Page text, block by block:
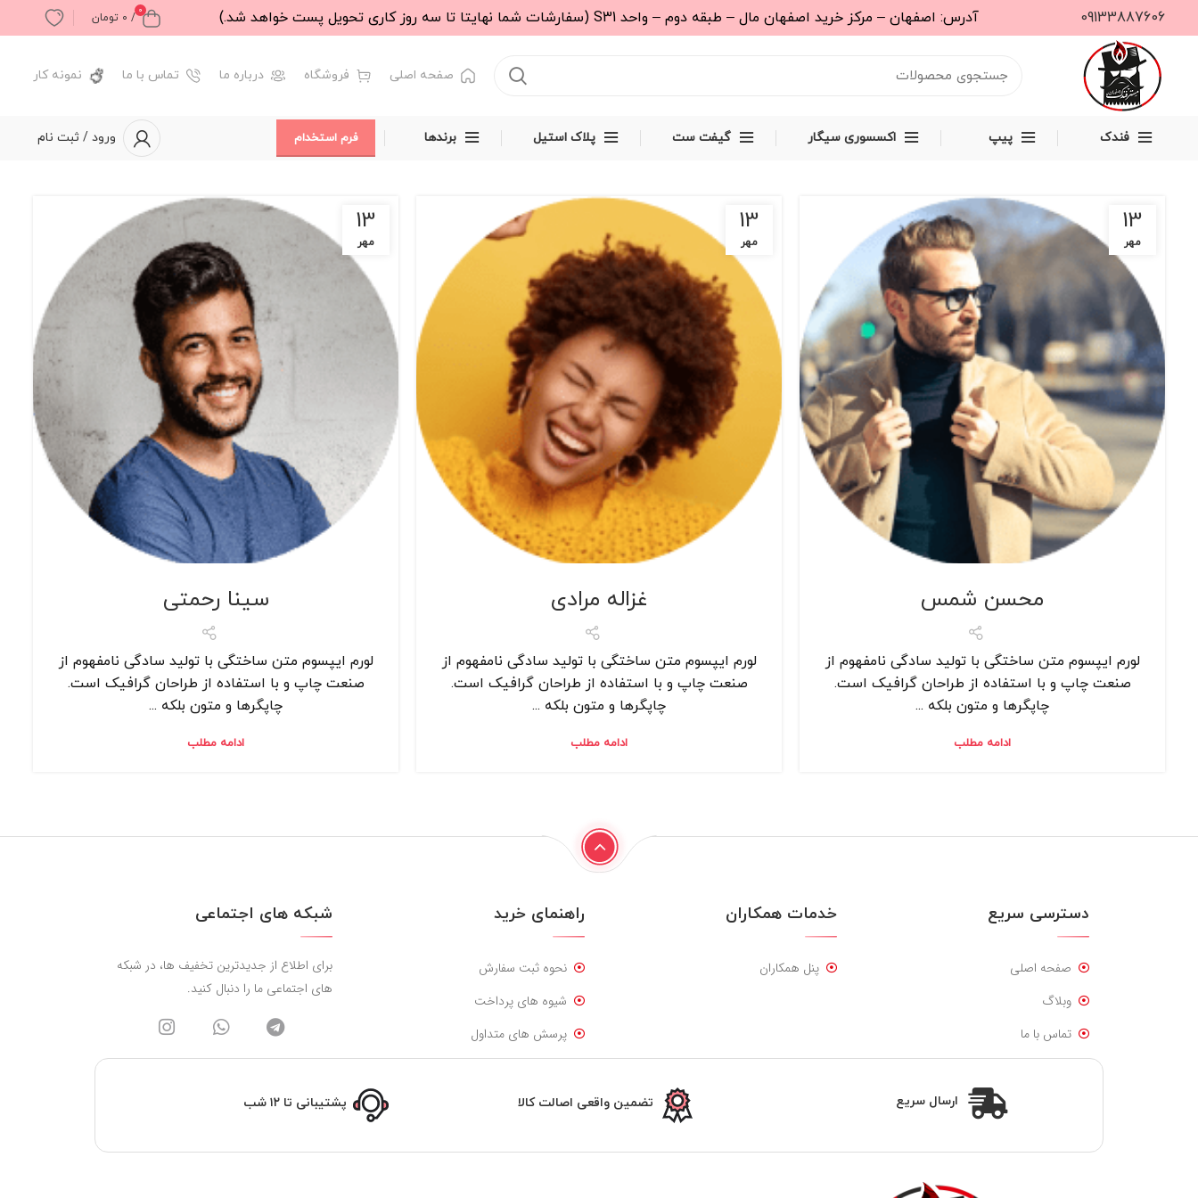
09133887606 آدرس: اصفهان – مرکز خرید اصفهان مال – طبقه دوم – واحد S31 (سفارشات شما نهایتا تا سه روز کاری تحویل پست خواهد شد.) 0
/
0 تومان
صفحه اصلی فروشگاه درباره ما تماس با ما نمونه کار
فندک پیپ اکسسوری سیگار گیفت ست پلاک استیل برندها فرم استخدام ورود / ثبت نام
13
مهر
محسن شمس
لورم ایپسوم متن ساختگی با تولید سادگی نامفهوم از
صنعت چاپ و با استفاده از طراحان گرافیک است.
چاپگرها و متون بلکه ...
ادامه مطلب
13
مهر
غزاله مرادی
لورم ایپسوم متن ساختگی با تولید سادگی نامفهوم از
صنعت چاپ و با استفاده از طراحان گرافیک است.
چاپگرها و متون بلکه ...
ادامه مطلب
13
مهر
سینا رحمتی
لورم ایپسوم متن ساختگی با تولید سادگی نامفهوم از
صنعت چاپ و با استفاده از طراحان گرافیک است.
چاپگرها و متون بلکه ...
ادامه مطلب
دسترسی سریع
صفحه اصلی
وبلاگ
تماس با ما
خدمات همکاران
پنل همکاران
راهنمای خرید
نحوه ثبت سفارش
شیوه های پرداخت
پرسش های متداول
شبکه های اجتماعی
برای اطلاع از جدیدترین تخفیف ها، در شبکه
های اجتماعی ما را دنبال کنید.
ارسال سریع تضمین واقعی اصالت کالا پشتیبانی تا ۱۲ شب